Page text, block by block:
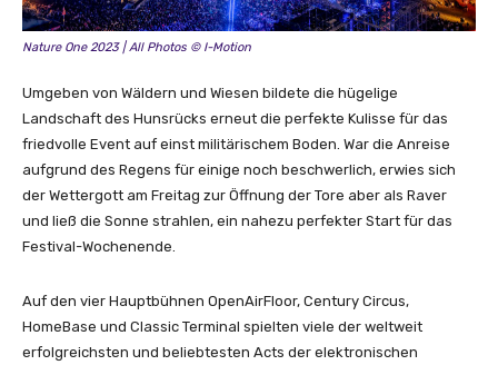
Nature One 2023 | All Photos © I-Motion
Umgeben von Wäldern und Wiesen bildete die hügelige
Landschaft des Hunsrücks erneut die perfekte Kulisse für das
friedvolle Event auf einst militärischem Boden. War die Anreise
aufgrund des Regens für einige noch beschwerlich, erwies sich
der Wettergott am Freitag zur Öffnung der Tore aber als Raver
und ließ die Sonne strahlen, ein nahezu perfekter Start für das
Festival-Wochenende.
Auf den vier Hauptbühnen OpenAirFloor, Century Circus,
HomeBase und Classic Terminal spielten viele der weltweit
erfolgreichsten und beliebtesten Acts der elektronischen